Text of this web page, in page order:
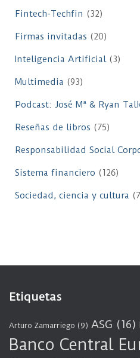
Fintech-Techfin (32)
Firmas invitadas (20)
Inteligencia Artificial(3)
Multimedia (93)
Podcast: José Mª & Ryan
Reseñas de libros (75)
Responsabilidad Social
Sistema financiero (126)
Sociedad, ciencia y cultura
Etiquetas
Arturo Zamarriego (9) ASG (16)
Banco Central